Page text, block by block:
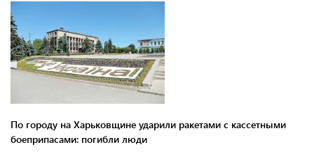
По городу на Харьковщине ударили ракетами с кассетными
боеприпасами: погибли люди